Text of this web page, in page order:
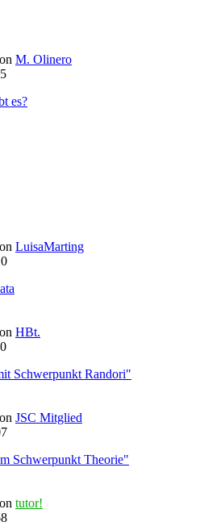
M. Olinero
es?
LuisaMarting
HBt.
Schwerpunkt Randori"
JSC Mitglied
Schwerpunkt Theorie"
tutor!